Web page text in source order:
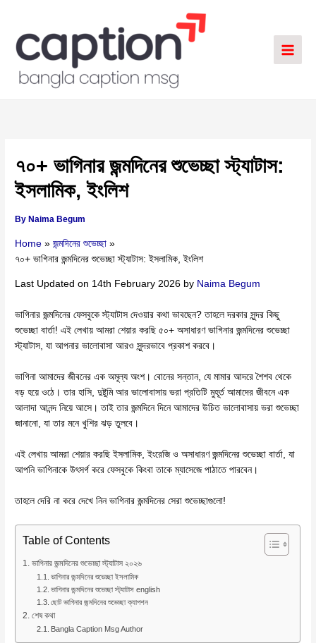
content
৭০+ ভাগিনার জন্মদিনের শুভেচ্ছা স্ট্যাটাস:
ইসলামিক, ইংলিশ
ByNaima Begum
Home
জন্মদিনের শুভেচ্ছা
৭০+ ভাগিনার জন্মদিনের শুভেচ্ছা স্ট্যাটাস: ইসলামিক, ইংলিশ
Last Updated on 14th February 2026 by Naima Begum
ভাগিনার জন্মদিনের ফেসবুকে স্ট্যাটাস দেওয়ার কথা ভাবছেন? তাহলে দরকার সুন্দর কিছু
শুভেচ্ছা বার্তা! এই লেখায় আমরা শেয়ার করছি ৫০+ অসাধারণ ভাগিনার জন্মদিনের শুভেচ্ছা
স্ট্যাটাস, যা আপনার ভালোবাসা আরও সুন্দরভাবে প্রকাশ করবে।
ভাগিনা আমাদের জীবনের এক অমূল্য অংশ। বোনের সন্তান, যে মামার আদরে শৈশব থেকে
বড় হয়ে ওঠে। তার হাসি, দুষ্টুমি আর ভালোবাসায় ভরা প্রতিটি মুহূর্ত আমাদের জীবনে এক
আলাদা আনন্দ নিয়ে আসে। তাই তার জন্মদিনে দিনে আমাদের উচিত ভালোবাসায় ভরা শুভেচ্ছা
জানানো, যা তার মনে খুশির ঝড় তুলবে।
এই লেখায় আমরা শেয়ার করছি ইসলামিক, ইংরেজি ও অসাধারণ জন্মদিনের শুভেচ্ছা বার্তা, যা
আপনি ভাগিনাকে উৎসর্গ করে ফেসবুকে কিংবা তাকে ম্যাসেজে পাঠাতে পারবেন।
তাহলে দেরি না করে দেখে নিন ভাগিনার জন্মদিনের সেরা শুভেচ্ছাগুলো!
Table of Contents
ভাগিনার জন্মদিনের শুভেচ্ছা স্ট্যাটাস ২০২৬
ভাগিনার জন্মদিনের শুভেচ্ছা ইসলামিক
ভাগিনার জন্মদিনের শুভেচ্ছা স্ট্যাটাস english
ছোট ভাগিনার জন্মদিনের শুভেচ্ছা ক্যাপশন
শেষ কথা
Bangla Caption Msg Author